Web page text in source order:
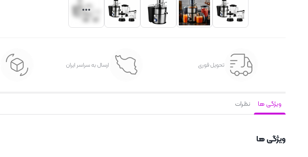
تحویل فوری ارسال به سراسر ایران
ویژگی ها نظرات
ویژگی ها